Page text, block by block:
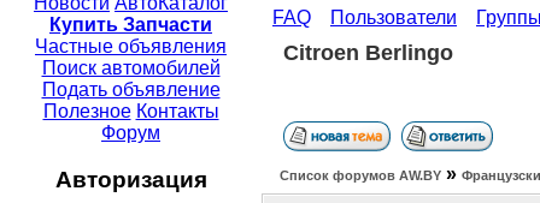
Купить Запчасти
Частные объявления
Поиск автомобилей
Подать объявление
Полезное Контакты
Форум
Авторизация
FAQ Пользователи
Citroen Berlingo
Список форумов АW.BY »